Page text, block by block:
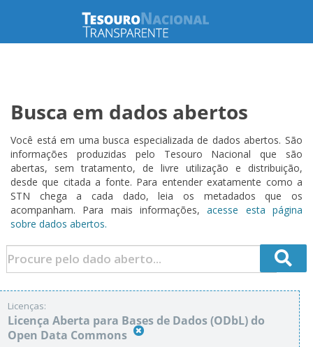
Busca em dados abertos
Você está em uma busca especializada de dados abertos. São
informações produzidas pelo Tesouro Nacional que são
abertas, sem tratamento, de livre utilização e distribuição,
desde que citada a fonte. Para entender exatamente como a
STN chega a cada dado, leia os metadados que os
acompanham. Para mais informações,acesse esta página
sobre dados abertos.
Licenças:
Licença Aberta para Bases de Dados (ODbL) do
Open Data Commons